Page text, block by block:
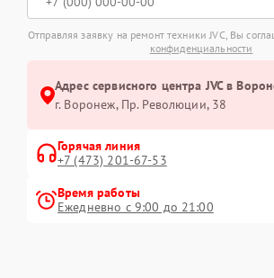
Отправляя заявку на ремонт техники JVC, Вы
конфиденциальности
Адрес сервисного центра JVC в
г. Воронеж, Пр. Революции, 38
Горячая линия
+7 (473) 201-67-53
Время работы
Ежедневно с 9:00 до 21:00